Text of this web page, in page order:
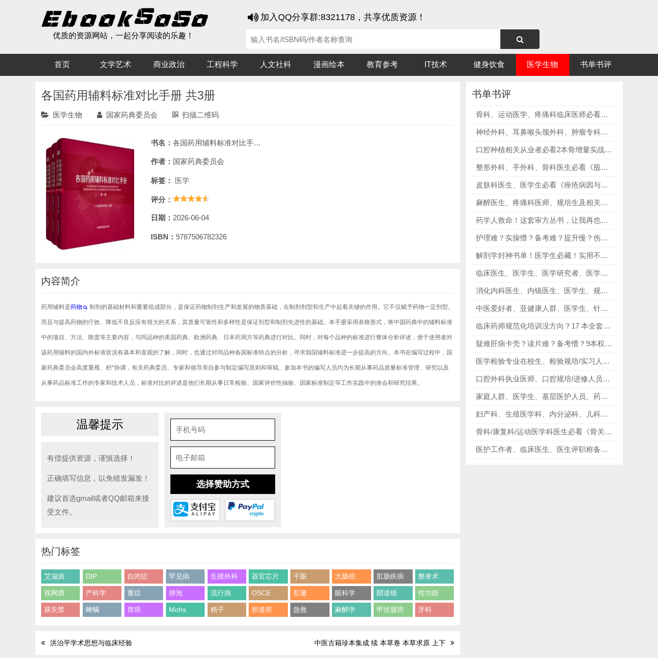
优质的资源网站，一起分享阅读的乐趣！
加入QQ分享群:8321178，共享优质资源！
首页 文学艺术 商业政治 工程科学 人文社科 漫画绘本 教育参考 IT技术 健身饮食 医学生物 书单书评
各国药用辅料标准对比手册 共3册
医学生物 国家药典委员会 扫描二维码
书名： 各国药用辅料标准对比手册 共3册
作者： 国家药典委员会
标签： 医学
评分：
日期： 2026-06-04
ISBN： 9787506782326
内容简介
药用辅料是药物 制剂的基础材料和重要组成部分，是保证药物制剂生产和发展的物质基础，在制剂剂型和生产中起着关键的作用。它不仅赋予药物一定剂型。
而且与提高药物的疗效、降低不良反应有很大的关系，其质量可靠性和多样性是保证剂型和制剂先进性的基础。本手册采用表格形式，将中国药典中的辅料标准
中的项目、方法、限度等主要内容，与同品种的美国药典、欧洲药典、日本药局方等药典进行对比。同时，对每个品种的标准进行整体分析评述，便于使用者对
该药用辅料的国内外标准状况有基本和直观的了解，同时，也通过对同品种各国标准特点的分析，寻求我国辅料标准进一步提高的方向。本书在编写过程中，国
家药典委员会高度重视、积*协调，有关药典委员、专家和领导亲自参与制定编写原则和审稿。参加本书的编写人员均为长期从事药品质量标准管理、研究以及
从事药品标准工作的专家和技术人员，标准对比的评述是他们长期从事日常检验、国家评价性抽验、国家标准制定等工作实践中的体会和研究结果。
温馨提示
有偿提供资源，谨慎选择！
正确填写信息，以免错发漏发！
建议首选gmail或者QQ邮箱来接
受文件。
选择赞助方式
热门标签
艾滋病 DIP 自闭症 罕见病 生殖外科 器官芯片 干眼 大肠癌 肛肠疾病 整脊术
视网膜 产科学 重症 肺泡 流行病 OSCE 肛瘘 眼科学 阴道镜 性功能
尿失禁 蜱螨 胃癌 Mohs 精子 胆道癌 急救 麻醉学 甲状腺癌 牙科
洪治平学术思想与临床经验 中医古籍珍本集成 续 本草卷 本草求原 上下
书单书评
骨科、运动医学、疼痛科临床医师必看《超声引导运动医学肌骨介入操作实用指南》，精进神经阻滞，精准管控慢性顽固性疼痛！
神经外科、耳鼻喉头颈外科、肿瘤专科医师必看《颅底肿瘤的深度管理》第二版，掌握颅颈交界病变，规范手术入路！
口腔种植相关从业者必看2本骨增量实战宝典，学习前沿骨增量技术，优化治疗方案，提升临床实操效果！
整形外科、手外科、骨科医生必看《股前外侧皮瓣》，从股前外侧皮瓣的发展历程、核心解剖，覆盖全部知识脉络，体系完整、层层递进！
皮肤科医生、医学生必看《痤疮病因与实用治疗》，详细讲解痤疮外用、内服药物的使用方法，明确不同类型痤疮的用药方案！
麻醉医生、疼痛科医师、规培生及相关医护从业者必看超声引导神经阻滞技术3本书，解剖、超声、实操，全流程覆盖！
药学人救命！这套审方丛书，让我再也不用为踩坑背锅！
护理难？实操懵？备考难？提升慢？伤口造口失禁护理4本神书，精准破解造口护理无思路、伤口处理不熟练、失禁护理难、个案能力弱核心痛点！
解剖学封神书单！医学生必藏！实用不踩坑，解剖轻松吃透！
临床医生、医学生、医学研究者、医学留学人员及相关从业者必看2025牛津医学哲学手册，英文原版，紧跟前沿！
消化内科医生、内镜医生、医学生、规培生等内镜相关人群必看《消化内镜治疗图谱 第2版》，过高清图谱直观学习内镜操作，掌握临床常用技术！
中医爱好者、亚健康人群、医学生、针灸从业者必看《颊针疗法》，掌握颊针疗法的核心要点，解锁中医养生新方式！
临床药师规范化培训没方向？17 本全套规范化培训教材，精准解决用药盲区、备考痛点，专业进阶开挂！
疑难肝病卡壳？读片难？备考懵？9本权威书籍合集，精准破解肝消疑难病例无解、影像读片难、诊疗不规范、备考无方向核心痛点！
医学检验专业在校生、检验规培/实习人员必看《Medical Laboratory Science Review 第5版》，巩固实操知识，适配临床实验室工作！
口腔外科执业医师、口腔规培/进修人员必看《Surgical and Radiologic Anatomy for Oral Implantology》，以解剖筑牢根基，以影像赋能手术！
家庭人群、医学生、基层医护人员、药店工作者必看《常见皮肤病诊疗图谱 2024》，不管是日常应急、皮肤护理，还是辅助学习，都能从中获得所需！
妇产科、生殖医学科、内分泌科、儿科临床医师必看《生殖内分泌学 第2版》，快速搭建系统的生殖内分泌知识体系！
骨科/康复科/运动医学科医生必看《骨关节功能解剖学（原书第7版）》全三卷，采用超清彩图呈现，手绘插图、结构细节清晰可辨！
医护工作者、临床医生、医生评职称备考者必看《ACLS 高级心血管生命支持》，让急救操作有章可循！